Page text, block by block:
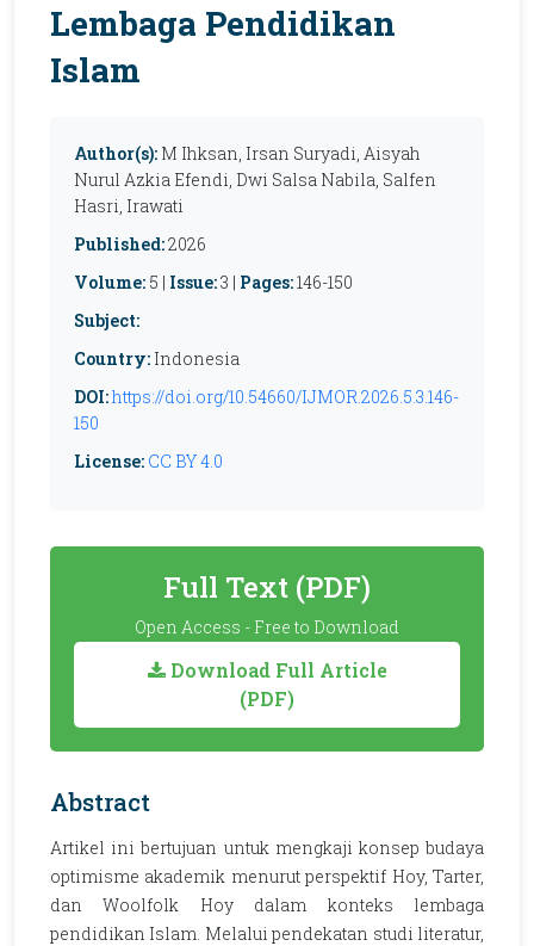
Lembaga Pendidikan
Islam
Author(s): M Ihksan, Irsan Suryadi, Aisyah
Nurul Azkia Efendi, Dwi Salsa Nabila, Salfen
Hasri, Irawati
Published:2026
Volume: 5 | Issue:3 | Pages:146-150
Subject:
Country: Indonesia
DOI:https://doi.org/10.54660/IJMOR.2026.5.3.146-
150
License: CC BY 4.0
Full Text (PDF)
Open Access - Free to Download
Download Full Article
(PDF)
Abstract
Artikel ini bertujuan untuk mengkaji konsep budaya
optimisme akademik menurut perspektif Hoy, Tarter,
dan Woolfolk Hoy dalam konteks lembaga
pendidikan Islam. Melalui pendekatan studi literatur,